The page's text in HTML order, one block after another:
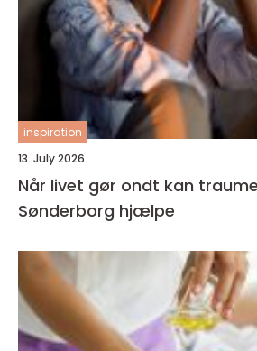
inspiration
13. July 2026
Når livet gør ondt kan
Sønderborg hjælpe